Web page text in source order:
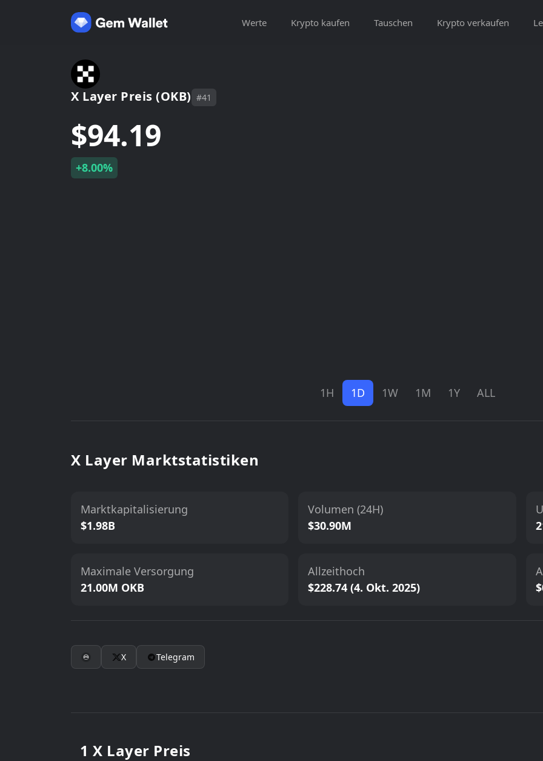
Werte Krypto kaufen Tauschen Krypto verkaufen
X Layer Preis (OKB) #41
$94.19
+8.00%
1H 1D 1W 1M 1Y ALL
X Layer Marktstatistiken
Marktkapitalisierung
$1.98B
Volumen (24H)
$30.90M
Maximale Versorgung
21.00M OKB
Allzeithoch
$228.74 (4. Okt. 2025)
X Telegram
1 X Layer Preis